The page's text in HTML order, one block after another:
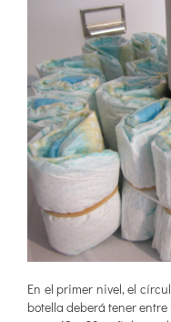
En el primer nivel, el
botella deberá tener